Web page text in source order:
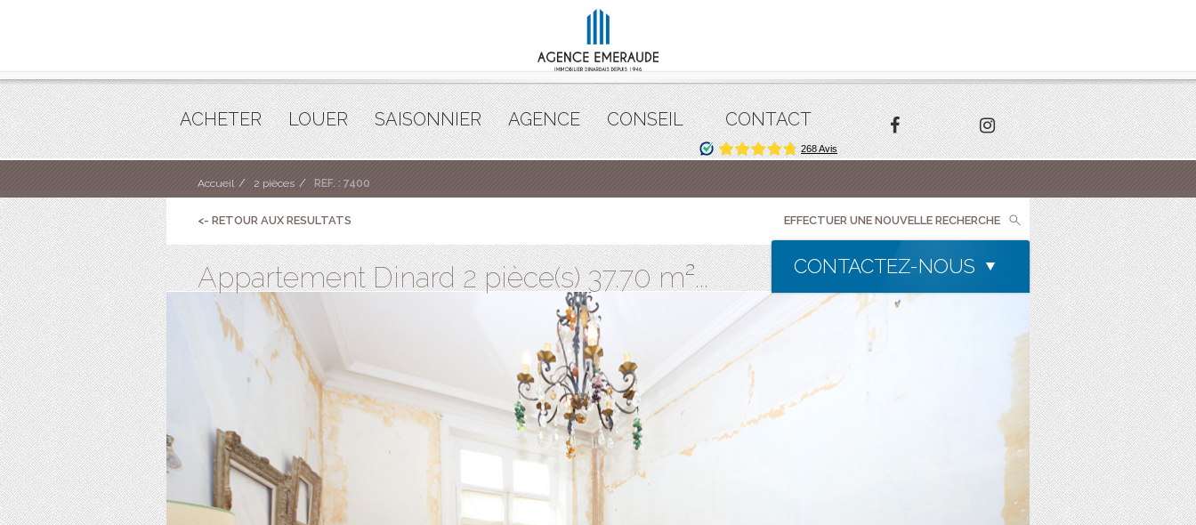
ACHETER LOUER SAISONNIER AGENCE CONSEIL CONTACT
Accueil 2 pièces REF. : 7400
<- RETOUR AUX RESULTATS EFFECTUER UNE NOUVELLE RECHERCHE
Appartement Dinard 2 pièce(s) 37.70 m²... CONTACTEZ-NOUS